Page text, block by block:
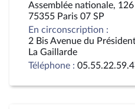
Assemblée nationale,
75355 Paris 07 SP
En circonscription :
2 Bis Avenue du
La Gaillarde
Téléphone :